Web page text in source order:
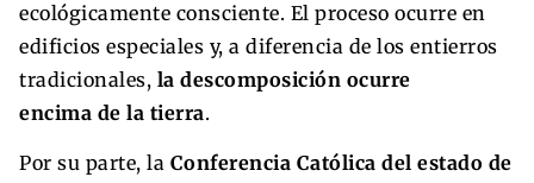
ecológicamente consciente. El proceso ocurre en
edificios especiales y, a diferencia de los entierros
tradicionales, la descomposición ocurre
encima de la tierra.
Por su parte, la Conferencia Católica del estado de